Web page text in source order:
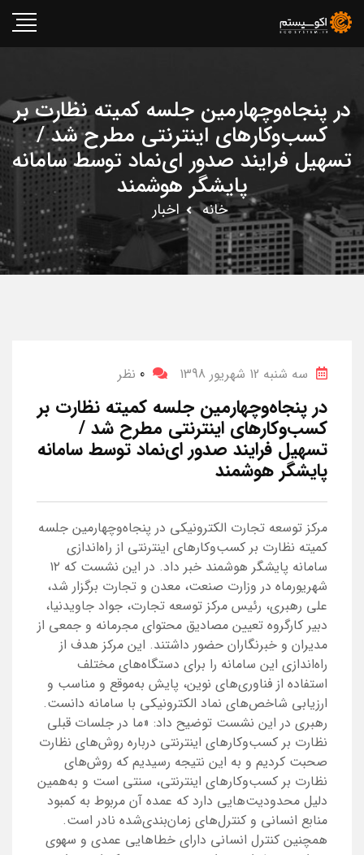
در پنجاه‌وچهارمین جلسه کمیته نظارت بر
کسب‌وکارهای اینترنتی مطرح شد /
تسهیل فرایند صدور ای‌نماد توسط سامانه
پایشگر هوشمند
خانه اخبار
سه شنبه 12 شهریور 1398 0 نظر
در پنجاه‌وچهارمین جلسه کمیته نظارت بر
کسب‌وکارهای اینترنتی مطرح شد /
تسهیل فرایند صدور ای‌نماد توسط سامانه
پایشگر هوشمند
مرکز توسعه تجارت الکترونیکی در پنجاه‌وچهارمین جلسه
کمیته نظارت بر کسب‌وکارهای اینترنتی از راه‌اندازی
سامانه پایشگر هوشمند خبر داد. در این نشست که ۱۲
شهریورماه در وزارت صنعت، معدن و تجارت برگزار شد،
علی رهبری، رئیس مرکز توسعه تجارت، جواد جاویدنیا،
دبیر کارگروه تعیین مصادیق محتوای مجرمانه و جمعی از
مدیران و خبرنگاران حضور داشتند. این مرکز هدف از
راه‌اندازی این سامانه را برای دستگاه‌های مختلف
استفاده از فناوری‌های نوین، پایش به‌موقع و مناسب و
ارزیابی شاخص‌های نماد الکترونیکی با سامانه دانست.
رهبری در این نشست توضیح داد: «ما در جلسات قبلی
نظارت بر کسب‌وکارهای اینترنتی درباره روش‌های نظارت
صحبت کردیم و به این نتیجه رسیدیم که روش‌های
نظارت بر کسب‌وکارهای اینترنتی، سنتی است و به‌همین
دلیل محدودیت‌هایی دارد که عمده آن مربوط به کمبود
منابع انسانی و کنترل‌های زمان‌بندی‌شده نادر است.
همچنین کنترل انسانی دارای خطاهایی عمدی و سهوی